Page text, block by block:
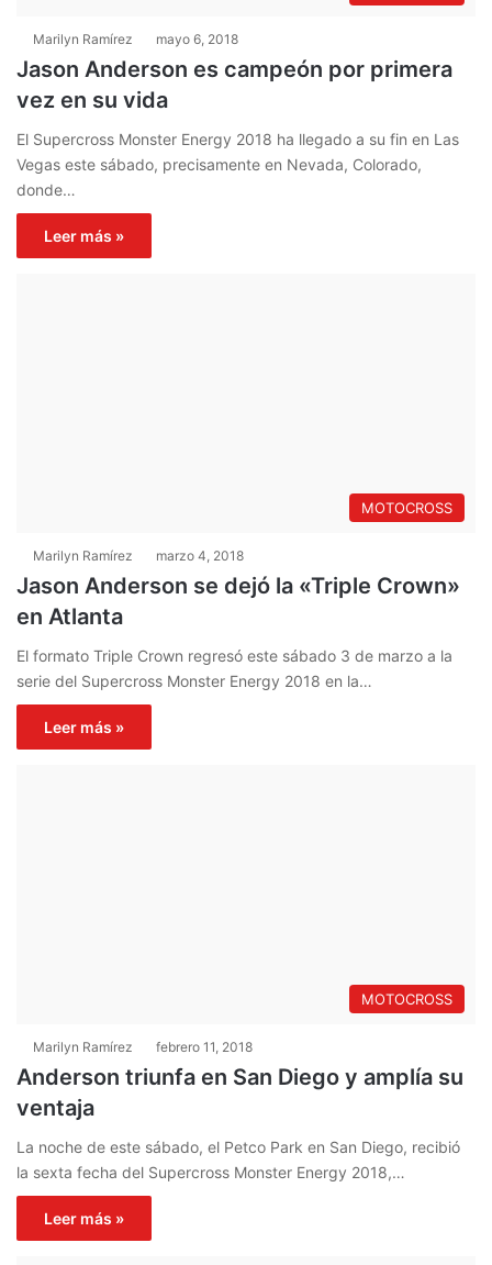
Marilyn Ramírez mayo 6, 2018
Jason Anderson es campeón por primera
vez en su vida
El Supercross Monster Energy 2018 ha llegado a su fin en Las
Vegas este sábado, precisamente en Nevada, Colorado,
donde…
Leer más »
MOTOCROSS
Marilyn Ramírez marzo 4, 2018
Jason Anderson se dejó la «Triple Crown»
en Atlanta
El formato Triple Crown regresó este sábado 3 de marzo a la
serie del Supercross Monster Energy 2018 en la…
Leer más »
MOTOCROSS
Marilyn Ramírez febrero 11, 2018
Anderson triunfa en San Diego y amplía su
ventaja
La noche de este sábado, el Petco Park en San Diego, recibió
la sexta fecha del Supercross Monster Energy 2018,…
Leer más »